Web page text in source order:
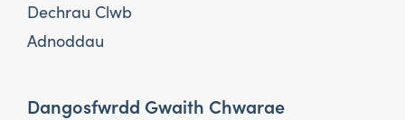
Dechrau Clwb
Adnoddau
Dangosfwrdd Gwaith Chwarae